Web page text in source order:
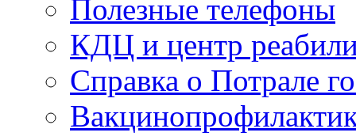
Полезные телефоны
КДЦ и центр
Справка о Потрале